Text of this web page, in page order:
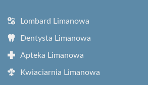
Lombard Limanowa
Dentysta Limanowa
Apteka Limanowa
Kwiaciarnia Limanowa